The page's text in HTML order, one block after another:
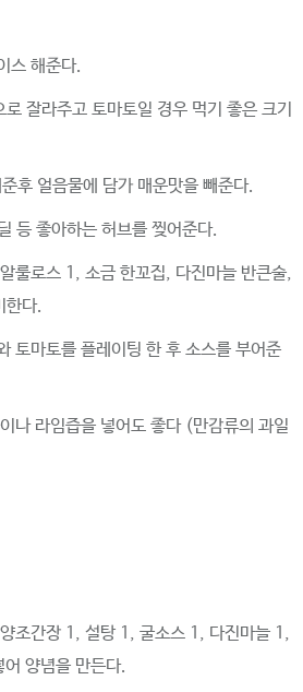
스 해준다.
잘라주고 토마토일 경우 먹기 좋은 크기
후 얼음물에 담가 매운맛을 빼준다.
등 좋아하는 허브를 찢어준다.
알룰로스 1, 소금 한꼬집, 다진마늘 반큰술,
한다.
토마토를 플레이팅 한 후 소스를 부어준
나 라임즙을 넣어도 좋다 (만감류의 과일
양조간장 1, 설탕 1, 굴소스 1, 다진마늘 1,
어 양념을 만든다.